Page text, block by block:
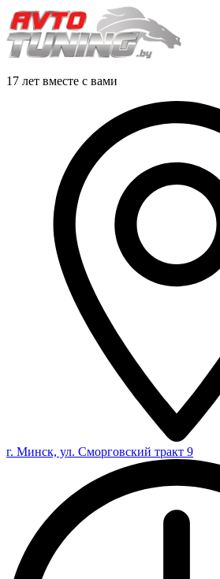
17 лет вместе с вами
г. Минск, ул. Сморговский тракт 9